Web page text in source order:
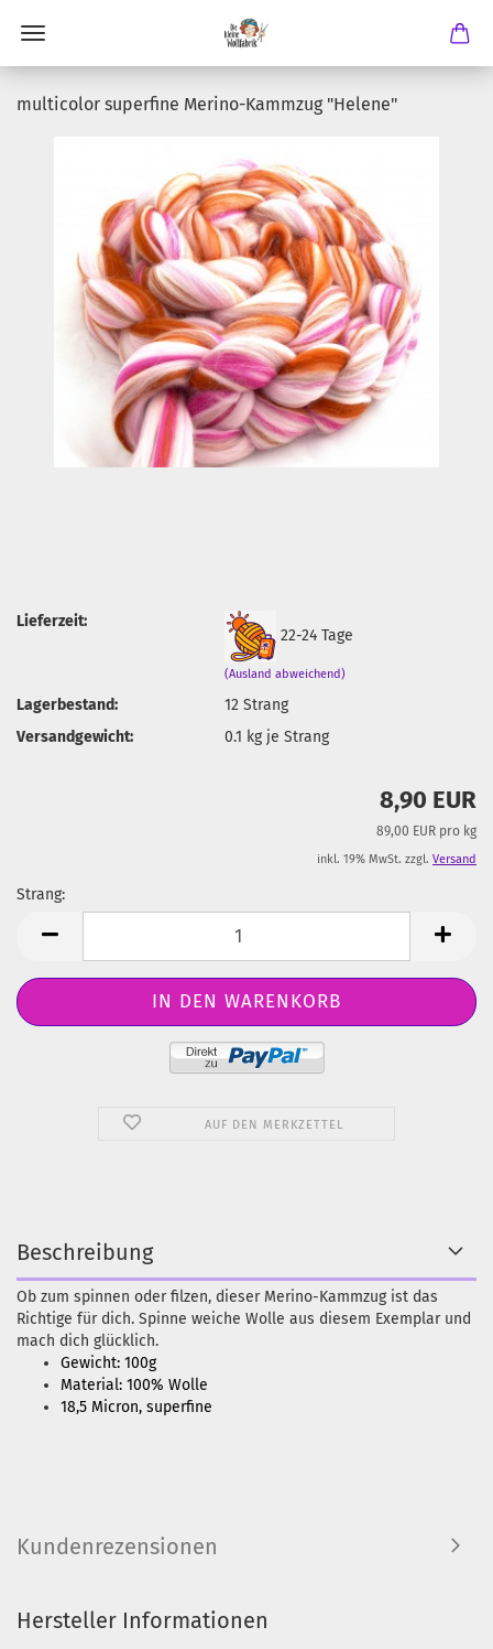
multicolor superfine Merino-Kammzug "Helene"
Lieferzeit:
22-24 Tage
(Ausland abweichend)
Lagerbestand: 12Strang
Versandgewicht:
0.1 kg je Strang
8,90 EUR
89,00 EUR pro kg
inkl. 19% MwSt. zzgl. Versand
Strang:
AUF DEN MERKZETTEL
Beschreibung
Ob zum spinnen oder filzen, dieser Merino-Kammzug ist das
Richtige für dich. Spinne weiche Wolle aus diesem Exemplar und
mach dich glücklich.
Gewicht: 100g
Material: 100% Wolle
18,5 Micron, superfine
Kundenrezensionen
Hersteller Informationen